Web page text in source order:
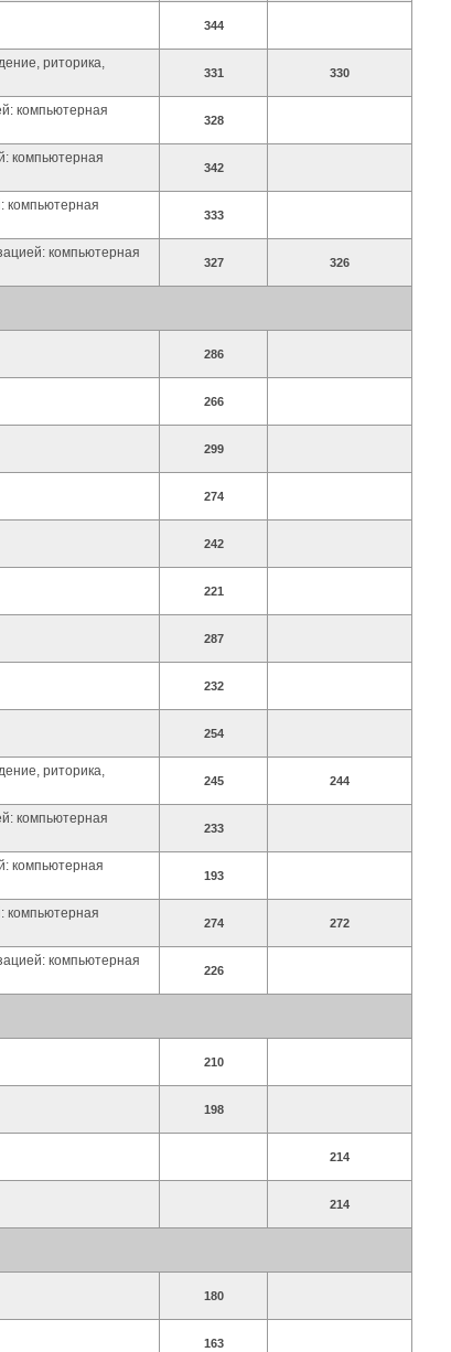
344
риторика,
331 330
компьютерная
328
компьютерная
342
компьютерная
333
компьютерная
327 326
286
266
299
274
242
221
287
232
254
риторика,
245 244
компьютерная
233
компьютерная
193
компьютерная
274 272
компьютерная
226
210
198
214
214
180
163